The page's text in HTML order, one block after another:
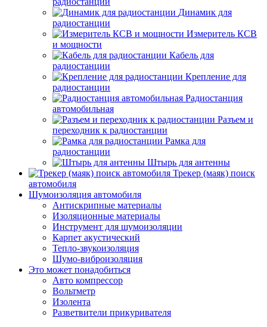
Динамик для
радиостанции
Измеритель КСВ
и мощности
Кабель для
радиостанции
Крепление для
радиостанции
Радиостанция
автомобильная
Разъем и
переходник к радиостанции
Рамка для
радиостанции
Штырь для антенны
Трекер (маяк) поиск
автомобиля
Шумоизоляция автомобиля
Антискрипные материалы
Изоляционные материалы
Инструмент для шумоизоляции
Карпет акустический
Тепло-звукоизоляция
Шумо-виброизоляция
Это может понадобиться
Авто компрессор
Вольтметр
Изолента
Разветвители прикуривателя